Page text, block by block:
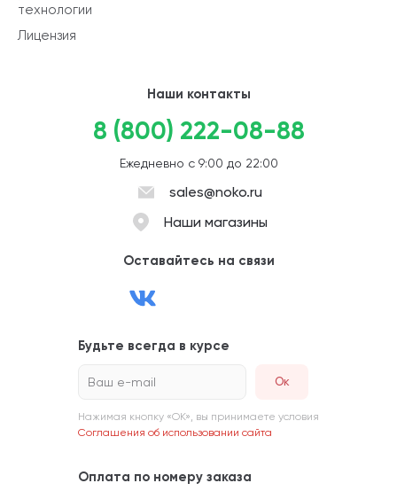
технологии
Лицензия
Наши контакты
8 (800) 222-08-88
Ежедневно с 9:00 до 22:00
sales@noko.ru
Наши магазины
Оставайтесь на связи
Будьте всегда в курсе
Ваш e-mail
Нажимая кнопку «ОК», вы принимаете условия
Соглашения об использовании сайта
Оплата по номеру заказа